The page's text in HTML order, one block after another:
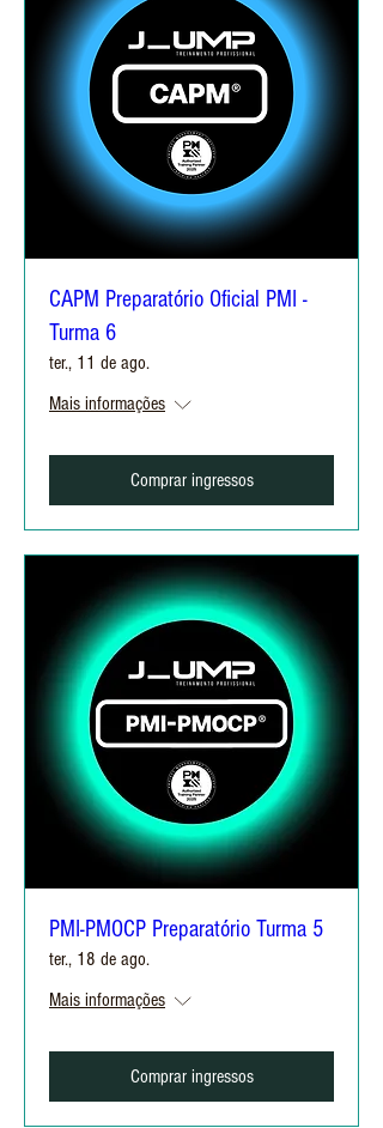
CAPM Preparatório Oficial PMI -
Turma 6
ter., 11 de ago.
Mais informações
Comprar ingressos
PMI-PMOCP Preparatório Turma 5
ter., 18 de ago.
Mais informações
Comprar ingressos